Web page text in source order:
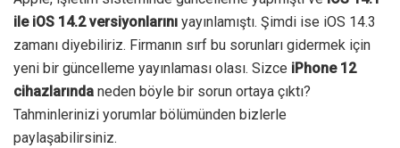
ile iOS 14.2 versiyonlarını yayınlamıştı. Şimdi ise iOS 14.3
zamanı diyebiliriz. Firmanın sırf bu sorunları gidermek için
yeni bir güncelleme yayınlaması olası. Sizce iPhone 12
cihazlarında neden böyle bir sorun ortaya çıktı?
Tahminlerinizi yorumlar bölümünden bizlerle
paylaşabilirsiniz.